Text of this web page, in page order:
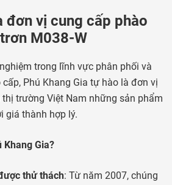
đơn vị cung cấp phào
M038-W
trong lĩnh vực phân phối và
Phú Khang Gia tự hào là đơn vị
trường Việt Nam những sản phẩm
giá thành hợp lý.
Khang Gia?
thử thách: Từ năm 2007, chúng